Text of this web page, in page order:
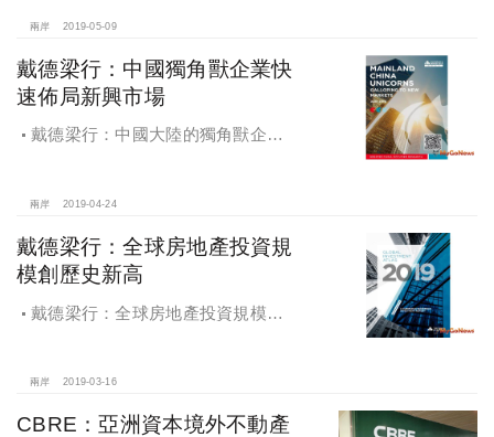
兩岸 2019-05-09
戴德梁行：中國獨角獸企業快
速佈局新興市場
戴德梁行：中國大陸的獨角獸企業–
兩岸 2019-04-24
戴德梁行：全球房地產投資規
模創歷史新高
戴德梁行：全球房地產投資規模創
兩岸 2019-03-16
CBRE：亞洲資本境外不動產